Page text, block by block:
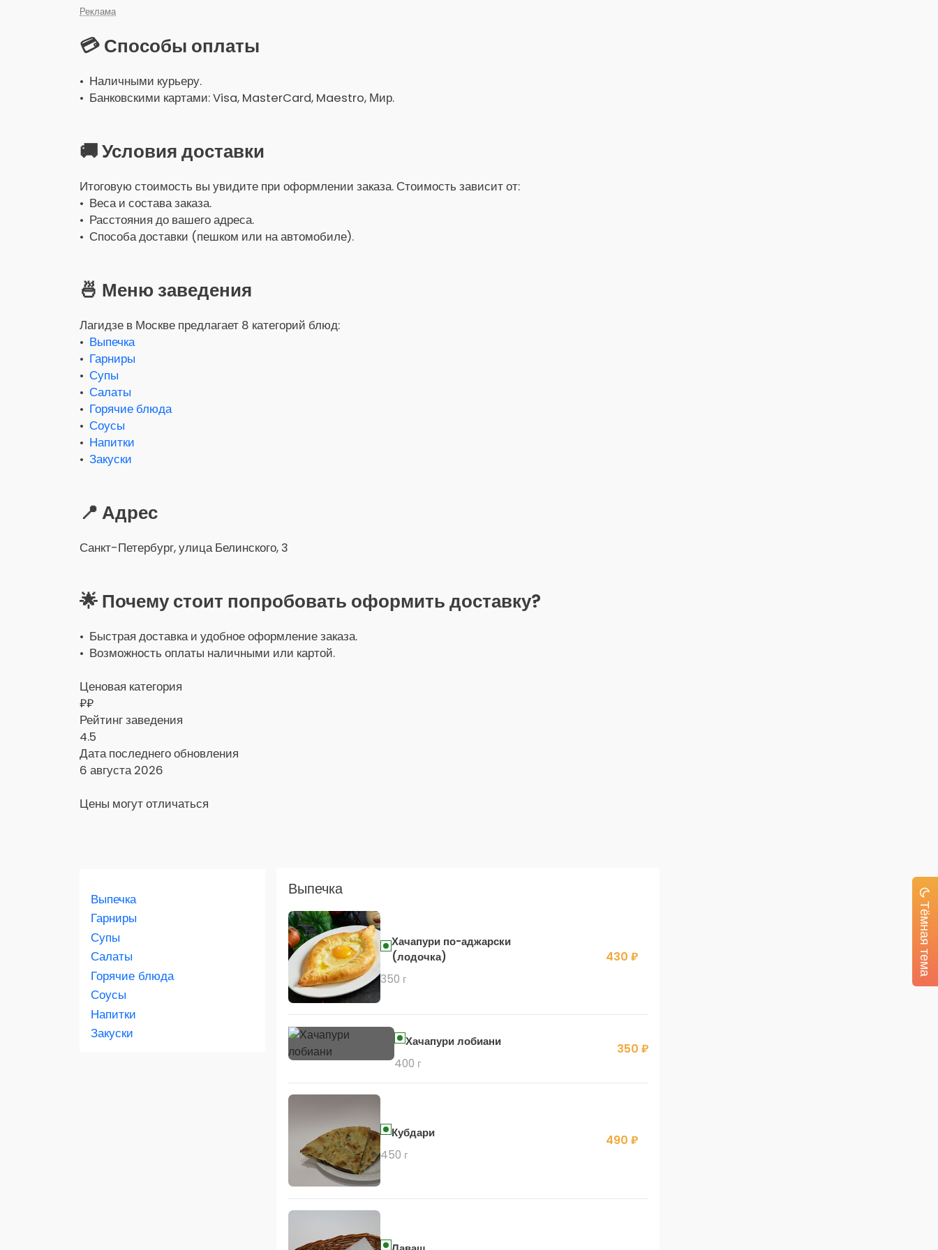
Реклама
💳 Способы оплаты
• Наличными курьеру.
• Банковскими картами: Visa, MasterCard, Maestro, Мир.
🚚 Условия доставки
Итоговую стоимость вы увидите при оформлении заказа. Стоимость зависит от:
• Веса и состава заказа.
• Расстояния до вашего адреса.
• Способа доставки (пешком или на автомобиле).
🍜 Меню заведения
Лагидзе в Москве предлагает 8 категорий блюд:
• Выпечка
• Гарниры
• Супы
• Салаты
• Горячие блюда
• Соусы
• Напитки
• Закуски
📍 Адрес
Санкт-Петербург, улица Белинского, 3
🌟 Почему стоит попробовать оформить доставку?
• Быстрая доставка и удобное оформление заказа.
• Возможность оплаты наличными или картой.
Ценовая категория
₽₽
Рейтинг заведения
4.5
Дата последнего обновления
6 августа 2026
Цены могут отличаться
Скидка 400 руб. на первый заказ в
Скидка 450 руб. на первый заказ в
Выпечка
Гарниры
Супы
Салаты
Горячие блюда
Соусы
Напитки
Закуски
Выпечка
Хачапури по-аджарски
(лодочка)
350 г
430 ₽
Хачапури лобиани
400 г
350 ₽
Кубдари
450 г
490 ₽
Тёмная тема